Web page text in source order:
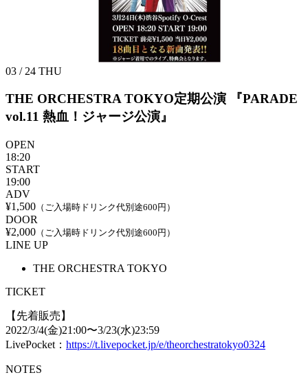
03 / 24 THU
THE ORCHESTRA TOKYO定期公演
『PARADE
vol.11 熱血！ジャージ公演』
OPEN
18:20
START
19:00
ADV
¥1,500 （ご入場時ドリンク代別途600円）
DOOR
¥2,000 （ご入場時ドリンク代別途600円）
LINE UP
THE ORCHESTRA TOKYO
TICKET
【先着販売】
2022/3/4(金)21:00〜3/23(水)23:59
LivePocket： https://t.livepocket.jp/e/theorchestratokyo0324
NOTES